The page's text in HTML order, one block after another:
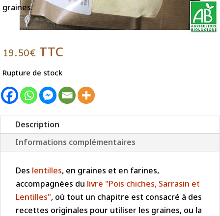
graines.
19.50€ TTC
Rupture de stock
Description
Informations complémentaires
Des lentilles, en graines et en farines,
accompagnées du livre "Pois chiches, Sarrasin et
Lentilles", où tout un chapitre est consacré à des
recettes originales pour utiliser les graines, ou la